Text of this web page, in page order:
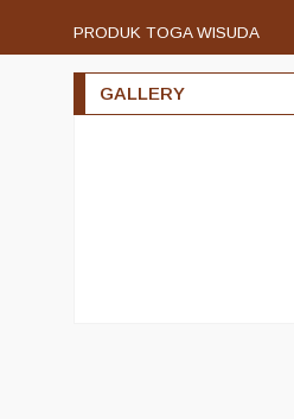
PRODUK TOGA WISUDA
GALLERY